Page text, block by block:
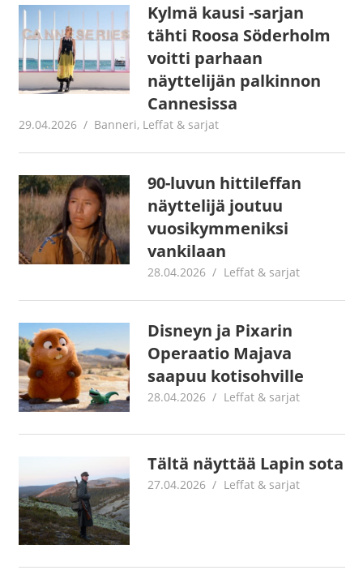
Kylmä kausi -sarjan
tähti Roosa Söderholm
voitti parhaan
näyttelijän palkinnon
Cannesissa
29.04.2026 Jouni Hirn
Banneri, Leffat & sarjat
90-luvun hittileffan
näyttelijä joutuu
vuosikymmeniksi
vankilaan
28.04.2026 Jouni Hirn
Leffat & sarjat
Disneyn ja Pixarin
Operaatio Majava
saapuu kotisohville
28.04.2026 Juha Kaunisto
Leffat & sarjat
Tältä näyttää Lapin sota
27.04.2026 Juha Kaunisto
Leffat & sarjat